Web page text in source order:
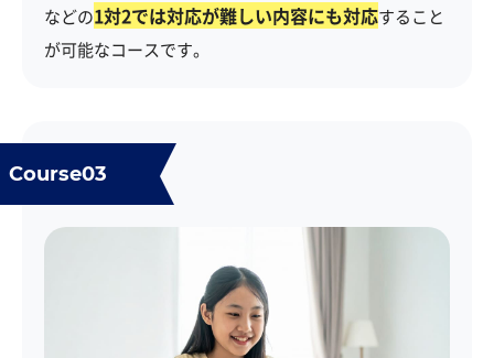
などの1対2では対応が難しい内容にも対応すること
が可能なコースです。
Course03